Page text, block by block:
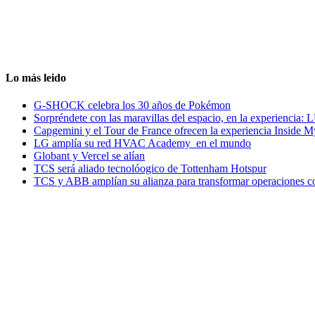
Lo más leido
G-SHOCK celebra los 30 años de Pokémon
Sorpréndete con las maravillas del espacio, en la experiencia:
Capgemini y el Tour de France ofrecen la experiencia Inside
LG amplía su red HVAC Academy en el mundo
Globant y Vercel se alían
TCS será aliado tecnolóogico de Tottenham Hotspur
TCS y ABB amplían su alianza para transformar operaciones